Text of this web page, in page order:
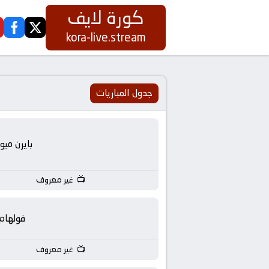
كورة
لايف
كورة لايف
kora-live.stream
twitter
جدول المباريات
بايرن
غير معروف
غير معروف